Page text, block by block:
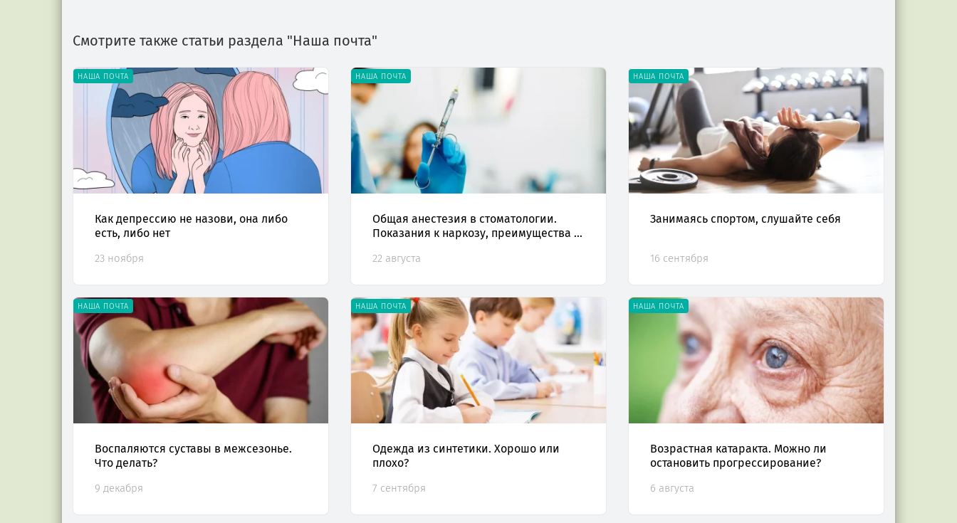
Смотрите также статьи раздела "Наша почта"
НАША ПОЧТА
Как депрессию не назови, она либо
есть, либо нет
23 ноября
НАША ПОЧТА
Общая анестезия в стоматологии.
Показания к наркозу, преимущества и
22 августа
НАША ПОЧТА
Занимаясь спортом, слушайте себя
16 сентября
НАША ПОЧТА
Воспаляются суставы в межсезонье.
Что делать?
9 декабря
НАША ПОЧТА
Одежда из синтетики. Хорошо или
плохо?
7 сентября
НАША ПОЧТА
Возрастная катаракта. Можно ли
остановить прогрессирование?
6 августа